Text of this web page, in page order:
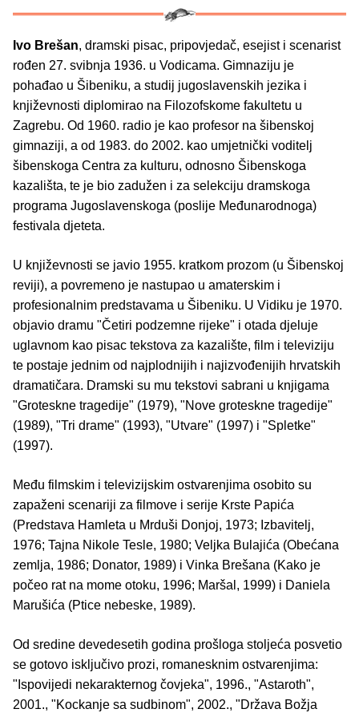
Ivo Brešan, dramski pisac, pripovjedač, esejist i scenarist
rođen 27. svibnja 1936. u Vodicama. Gimnaziju je
pohađao u Šibeniku, a studij jugoslavenskih jezika i
književnosti diplomirao na Filozofskome fakultetu u
Zagrebu. Od 1960. radio je kao profesor na šibenskoj
gimnaziji, a od 1983. do 2002. kao umjetnički voditelj
šibenskoga Centra za kulturu, odnosno Šibenskoga
kazališta, te je bio zadužen i za selekciju dramskoga
programa Jugoslavenskoga (poslije Međunarodnoga)
festivala djeteta.
U književnosti se javio 1955. kratkom prozom (u Šibenskoj
reviji), a povremeno je nastupao u amaterskim i
profesionalnim predstavama u Šibeniku. U Vidiku je 1970.
objavio dramu "Četiri podzemne rijeke" i otada djeluje
uglavnom kao pisac tekstova za kazalište, film i televiziju
te postaje jednim od najplodnijih i najizvođenijih hrvatskih
dramatičara. Dramski su mu tekstovi sabrani u knjigama
"Groteskne tragedije" (1979), "Nove groteskne tragedije"
(1989), "Tri drame" (1993), "Utvare" (1997) i "Spletke"
(1997).
Među filmskim i televizijskim ostvarenjima osobito su
zapaženi scenariji za filmove i serije Krste Papića
(Predstava Hamleta u Mrduši Donjoj, 1973; Izbavitelj,
1976; Tajna Nikole Tesle, 1980; Veljka Bulajića (Obećana
zemlja, 1986; Donator, 1989) i Vinka Brešana (Kako je
počeo rat na mome otoku, 1996; Maršal, 1999) i Daniela
Marušića (Ptice nebeske, 1989).
Od sredine devedesetih godina prošloga stoljeća posvetio
se gotovo isključivo prozi, romanesknim ostvarenjima:
"Ispovijedi nekarakternog čovjeka", 1996., "Astaroth",
2001., "Kockanje sa sudbinom", 2002., "Država Božja